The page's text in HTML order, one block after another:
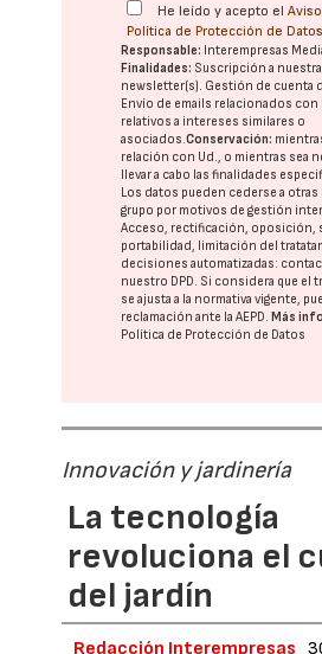
He leído y acepto el
Política de Protección de Datos
Responsable: Interempresas
Finalidades: Suscripción a
newsletter(s). Gestión de cuenta
Envío de emails relacionados con
relativos a intereses similares o
asociados.Conservación:
relación con Ud., o mientras sea
llevar a cabo las finalidades
Los datos pueden cederse a otras
grupo por motivos de gestión
Acceso, rectificación, oposición,
portabilidad, limitación del
decisiones automatizadas:
nuestro DPD. Si considera que el
se ajusta a la normativa vigente,
reclamación ante laAEPD.Más
Política de Protección de Datos
Innovación y jardinería
La tecnología
revoluciona el
del jardín
Redacción Interempresas